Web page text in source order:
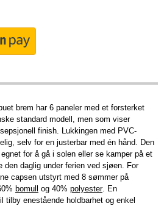
brem har 6 paneler med et forsterket
standard modell, men som viser
finish. Lukkingen med PVC-
selv for en justerbar med én hånd. Den
for å gå i solen eller se kamper på et
den daglig under ferien ved sjøen. For
capsen utstyrt med 8 sømmer på
bomull og 40% polyester. En
tilby enestående holdbarhet og enkel